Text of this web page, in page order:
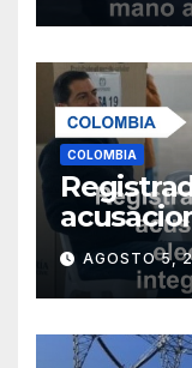
COLOMBIA
electoral
AGOSTO 5,